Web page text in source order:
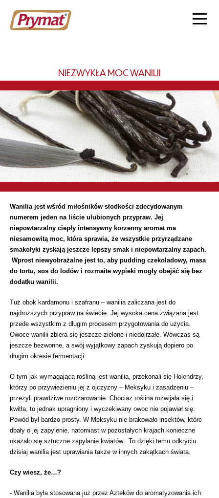
NIEZWYKŁA MOC WANILII
Wanilia jest wśród miłośników słodkości zdecydowanym
numerem jeden na liście ulubionych przypraw. Jej
niepowtarzalny ciepły intensywny korzenny aromat ma
niesamowitą moc, która sprawia, że wszystkie przyrządzane
smakołyki zyskają jeszcze lepszy smak i niepowtarzalny zapach.
Wprost niewyobrażalne jest to, aby pudding czekoladowy, masa
do tortu, sos do lodów i rozmaite wypieki mogły obejść się bez
dodatku wanilii.
Tuż obok kardamonu i szafranu – wanilia zaliczana jest do
najdroższych przypraw na świecie. Jej wysoka cena związana jest
przede wszystkim z długim procesem przygotowania do użycia.
Owoce wanilii zbiera się jeszcze zielone i niedojrzałe. Wówczas są
jeszcze bezwonne, a swój wyjątkowy zapach zyskują dopiero po
długim okresie fermentacji.
O tym jak wymagającą rośliną jest wanilia, przekonali się Holendrzy,
którzy po przywiezieniu jej z ojczyzny – Meksyku i zasadzeniu –
przeżyli prawdziwe rozczarowanie. Chociaż roślina rozwijała się i
kwitła, to jednak upragniony i wyczekiwany owoc nie pojawiał się.
Powód był bardzo prosty. W Meksyku nie brakowało insektów, które
dbały o jej zapylenie, natomiast w pozostałych krajach konieczne
okazało się sztuczne zapylanie kwiatów. To dzięki temu odkryciu
dzisiaj wanilia jest uprawiania także w innych zakątkach świata.
Czy wiesz, że…?
- Wanilia była stosowana już przez Azteków do aromatyzowania ich